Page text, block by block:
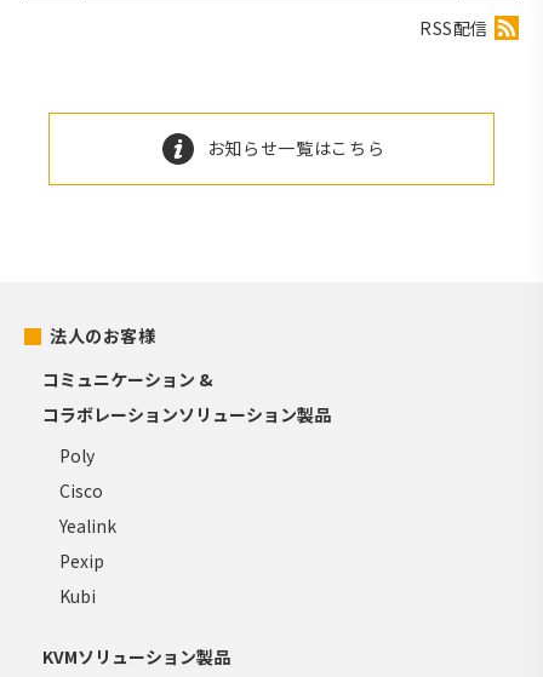
RSS配信
お知らせ一覧はこちら
法人のお客様
コミュニケーション &
コラボレーションソリューション製品
Poly
Cisco
Yealink
Pexip
Kubi
KVMソリューション製品